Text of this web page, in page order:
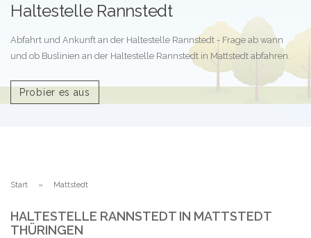
Haltestelle Rannstedt
Abfahrt und Ankunft an der Haltestelle Rannstedt - Frage ab wann
und ob Buslinien an der Haltestelle Rannstedt in Mattstedt abfahren.
Probier es aus
Start Mattstedt
HALTESTELLE RANNSTEDT IN MATTSTEDT
THÜRINGEN